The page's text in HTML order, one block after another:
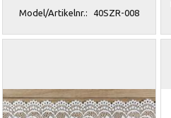
Model/Artikelnr.: 40SZR-008